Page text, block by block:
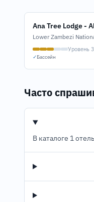
Ana Tree Lodge -
Lower Zambezi
Уровень
✓Бассейн
Часто
В каталоге 1